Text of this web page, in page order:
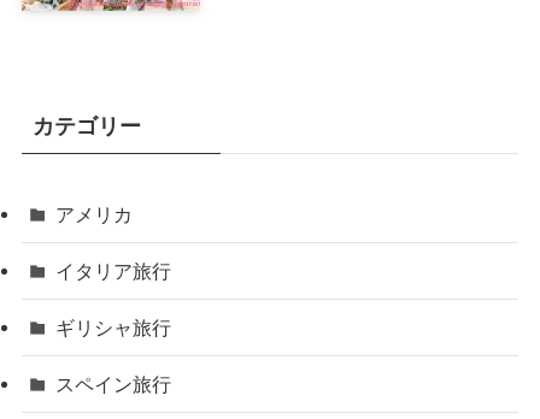
カテゴリー
アメリカ
イタリア旅行
ギリシャ旅行
スペイン旅行